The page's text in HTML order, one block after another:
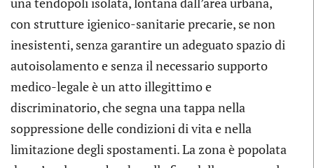
con strutture igienico-sanitarie precarie, se non
inesistenti, senza garantire un adeguato spazio di
autoisolamento e senza il necessario supporto
medico-legale è un atto illegittimo e
discriminatorio, che segna una tappa nella
soppressione delle condizioni di vita e nella
limitazione degli spostamenti. La zona è popolata